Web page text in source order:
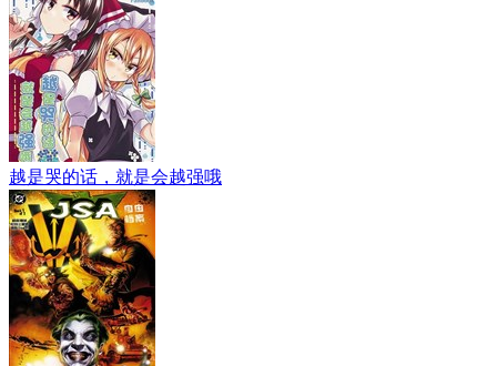
越是哭的话，就是会越强哦